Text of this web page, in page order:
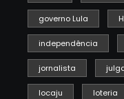
governo Lula
independência
jornalista
locaju loteria